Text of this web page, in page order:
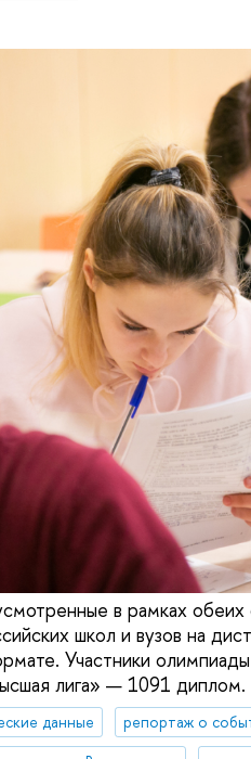
в рамках
школ и вузов на
Участники
лига» — 1091 диплом.
данные
репортаж о